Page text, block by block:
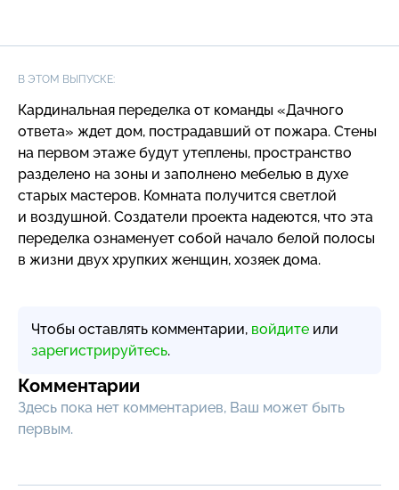
В ЭТОМ ВЫПУСКЕ:
Кардинальная переделка от команды «Дачного
ответа» ждет дом, пострадавший от пожара. Стены
на первом этаже будут утеплены, пространство
разделено на зоны и заполнено мебелью в духе
старых мастеров. Комната получится светлой
и воздушной. Создатели проекта надеются, что эта
переделка ознаменует собой начало белой полосы
в жизни двух хрупких женщин, хозяек дома.
Чтобы оставлять комментарии, войдите или
зарегистрируйтесь.
Комментарии
Здесь пока нет комментариев, Ваш может быть
первым.